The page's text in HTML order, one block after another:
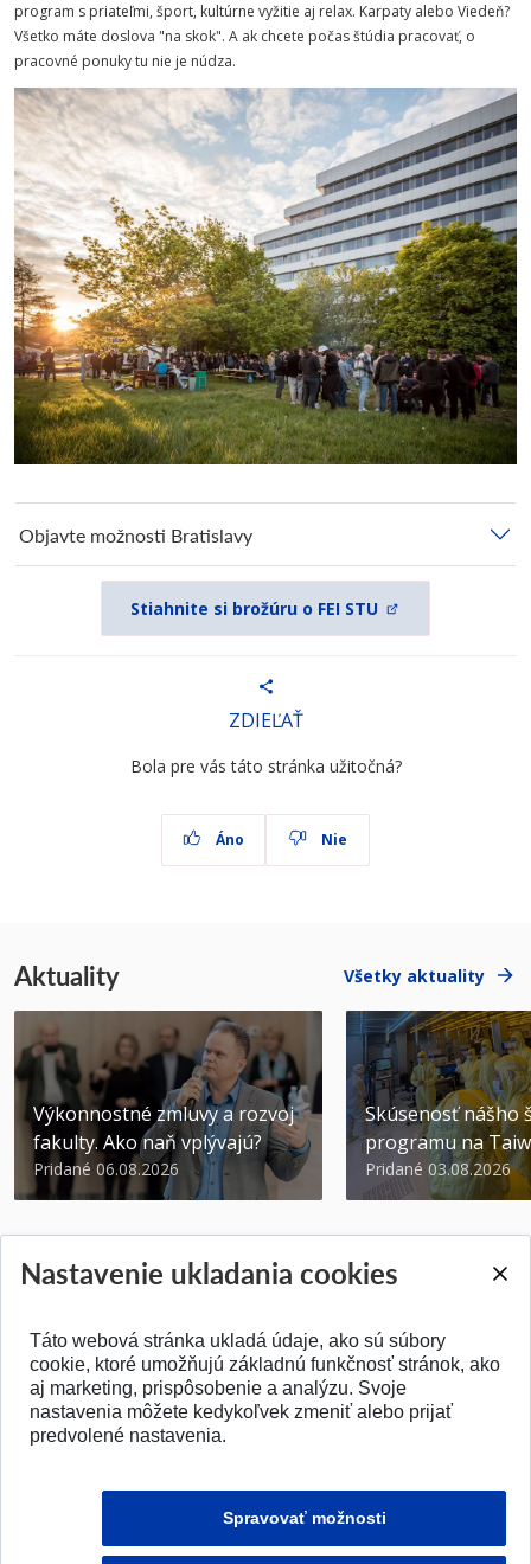
program s priateľmi, šport, kultúrne vyžitie aj relax. Karpaty alebo Viedeň?
Všetko máte doslova "na skok". A ak chcete počas štúdia pracovať, o
pracovné ponuky tu nie je núdza.
Objavte možnosti Bratislavy
Stiahnite si brožúru o FEI STU
ZDIEĽAŤ
Bola pre vás táto stránka užitočná?
Áno Nie
Aktuality Všetky aktuality
Výkonnostné zmluvy a rozvoj
fakulty. Ako naň vplývajú?
Pridané 06.08.2026
Skúsenosť nášho
programu na
Pridané 03.08.2026
SPÄŤ NA VRCH
Nastavenie ukladania cookies
Táto webová stránka ukladá údaje, ako sú súbory
cookie, ktoré umožňujú základnú funkčnosť stránok, ako
aj marketing, prispôsobenie a analýzu. Svoje
nastavenia môžete kedykoľvek zmeniť alebo prijať
predvolené nastavenia.
Spravovať možnosti